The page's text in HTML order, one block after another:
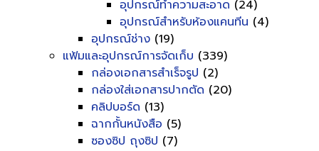
อุปกรณ์ทำความสะอาด (24)
อุปกรณ์สำหรับห้องแคนทีน (4)
อุปกรณ์ช่าง (19)
แฟ้มและอุปกรณ์การจัดเก็บ (339)
กล่องเอกสารสำเร็จรูป (2)
กล่องใส่เอกสารปากตัด (20)
คลิปบอร์ด (13)
ฉากกั้นหนังสือ (5)
ซองซิป ถุงซิป (7)